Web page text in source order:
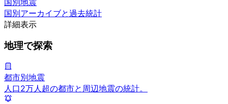
国別アーカイブと過去統計
詳細表示
地理で探索
都市別地震
人口2万人超の都市と周辺地震の統計。